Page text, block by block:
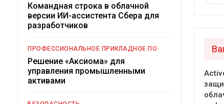
Командная строка в облачной
версии ИИ-ассистента Сбера для
разработчиков
ПРОФЕССИОНАЛЬНОЕ ПРИКЛАДНОЕ ПО
Решение «Аксиома» для
управления промышленными
активами